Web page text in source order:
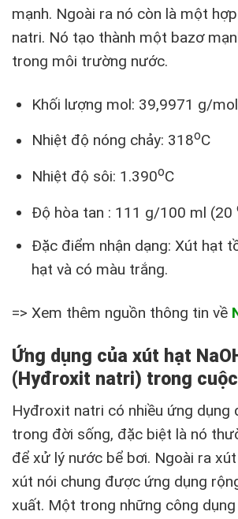
mạnh. Ngoài ra nó còn là một
natri. Nó tạo thành một bazơ
trong môi trường nước.
Khối lượng mol: 39,9971 g/mol
Nhiệt độ nóng chảy: 318oC
Nhiệt độ sôi: 1.390oC
Độ hòa tan : 111 g/100 ml (20
Đặc điểm nhận dạng: Xút hạt
hạt và có màu trắng.
=> Xem thêm nguồn thông tin về
Ứng dụng của xút hạt
(Hyđroxit natri) trong
Hyđroxit natri có nhiều ứng dụng
trong đời sống, đặc biệt là nó
để xử lý nước bể bơi. Ngoài ra
xút nói chung được ứng dụng
xuất. Một trong những công